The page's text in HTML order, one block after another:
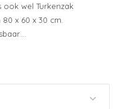
wel Turkenzak
x 60 x 30 cm.